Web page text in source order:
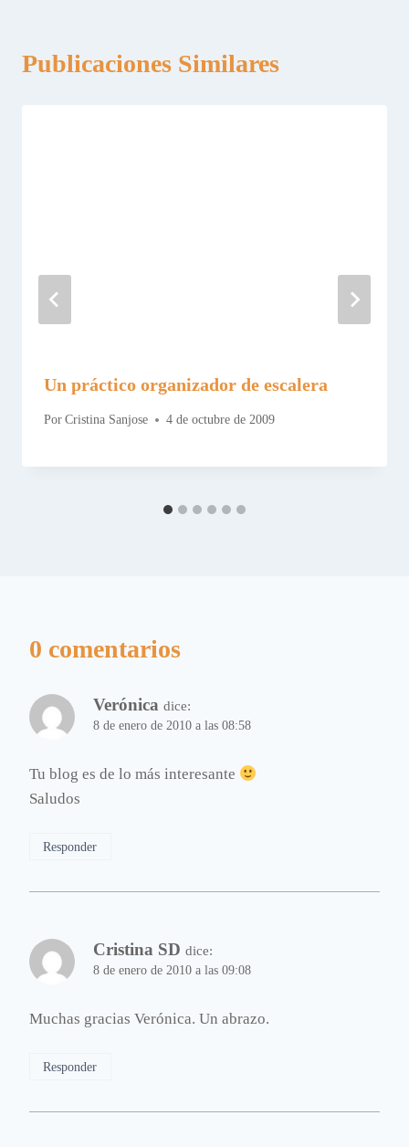
Publicaciones Similares
Un práctico organizador de escalera
Por Cristina Sanjose 4 de octubre de 2009
0 comentarios
Verónica dice:
8 de enero de 2010 a las 08:58
Tu blog es de lo más interesante
Saludos
Responder
Cristina SD dice:
8 de enero de 2010 a las 09:08
Muchas gracias Verónica. Un abrazo.
Responder